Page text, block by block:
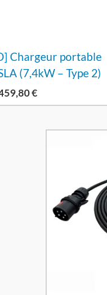
Chargeur portable
(7,4kW – Type 2)
€